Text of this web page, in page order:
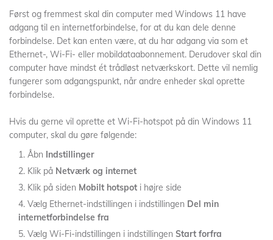
Først og fremmest skal din computer med Windows 11 have
adgang til en internetforbindelse, for at du kan dele denne
forbindelse. Det kan enten være, at du har adgang via som et
Ethernet-, Wi-Fi- eller mobildataabonnement. Derudover skal din
computer have mindst ét trådløst netværkskort. Dette vil nemlig
fungerer som adgangspunkt, når andre enheder skal oprette
forbindelse.
Hvis du gerne vil oprette et Wi-Fi-hotspot på din Windows 11
computer, skal du gøre følgende:
Åbn Indstillinger
Klik på Netværk og internet
Klik på siden Mobilt hotspot i højre side
Vælg Ethernet-indstillingen i indstillingen Del min
internetforbindelse fra
Vælg Wi-Fi-indstillingen i indstillingen Start forfra